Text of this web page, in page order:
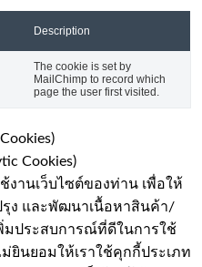
Description
The cookie is set by
MailChimp to record which
page the user first visited.
Cookies)
งานเว็บไซต์ของท่าน เพื่อให้
รุง และพัฒนาเนื้อหาสินค้า/
มประสบการณ์ที่ดีในการใช้
ยินยอมให้เราใช้คุกกี้ประเภท